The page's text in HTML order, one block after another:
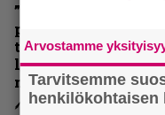
”Metallica ei ole
pelännyt kehittyä ja
tarkistelussa 30
levy, joka jakaa
mielipiteet
Arvostamme
Tarvitsemme
henkilökohtaisen